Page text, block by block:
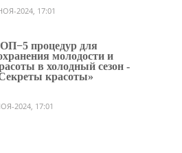
2024, 17:01
процедур для
молодости и
в холодный сезон -
красоты»
2024, 17:01